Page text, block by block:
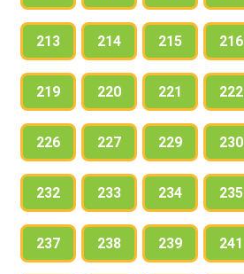
213 214 215 216
219 220 221 222
226 227 229 230
232 233 234 235
237 238 239 241